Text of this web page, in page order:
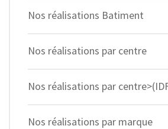
Nos réalisations Batiment
Nos réalisations par centre
Nos réalisations par
Nos réalisations par marque